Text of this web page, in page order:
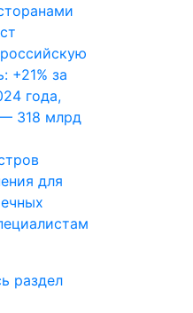
+21% за
года,
318 млрд
для